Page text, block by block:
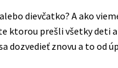
Populárně - naučná pro dospělé
Populárně - naučné pro děti
dievčatko? A ako
ktorou prešli všetky deti
dozvedieť znovu a to od